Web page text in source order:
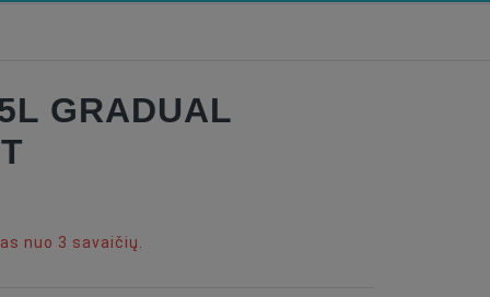
GRADUAL
nuo 3 savaičių.